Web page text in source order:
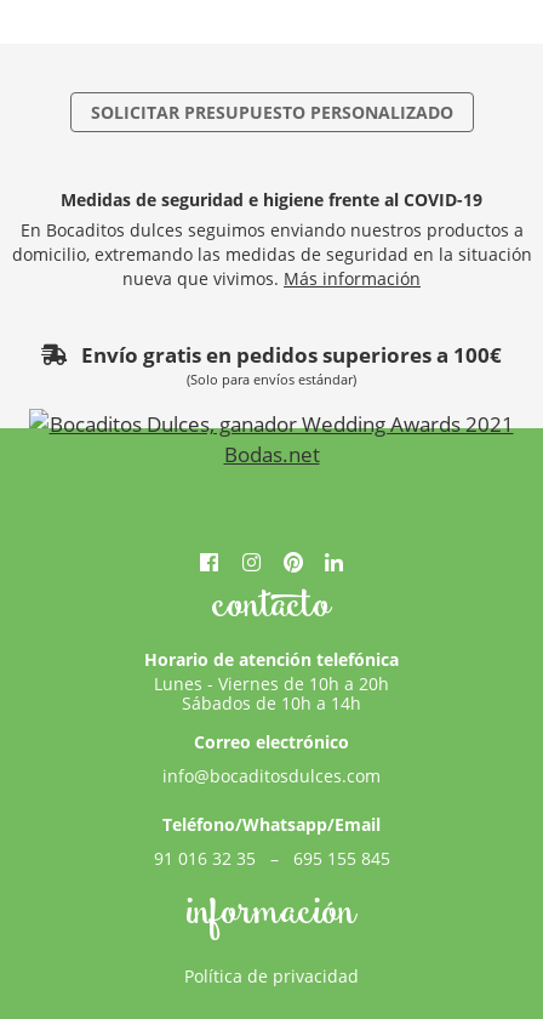
SOLICITAR PRESUPUESTO PERSONALIZADO
Medidas de seguridad e higiene frente al COVID-19
En Bocaditos dulces seguimos enviando nuestros productos a
domicilio, extremando las medidas de seguridad en la situación
nueva que vivimos. Más información
Envío gratis en pedidos superiores a 100€
(Solo para envíos estándar)
información
Política de privacidad
contacto
Horario de atención telefónica
Lunes - Viernes de 10h a 20h
Sábados de 10h a 14h
Correo electrónico
info@bocaditosdulces.com
Teléfono/Whatsapp/Email
91 016 32 35
– 695 155 845